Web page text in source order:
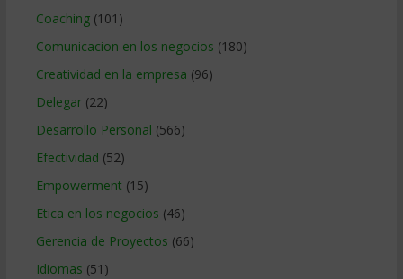
Coaching(101)
Comunicacion en los negocios (180)
Creatividad en la empresa (96)
Delegar(22)
Desarrollo Personal (566)
Efectividad (52)
Empowerment (15)
Etica en los negocios (46)
Gerencia de Proyectos (66)
Idiomas (51)